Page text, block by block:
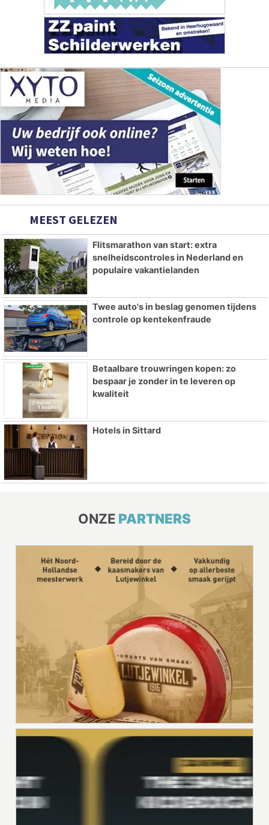
MEEST GELEZEN
Flitsmarathon van start: extra
snelheidscontroles in Nederland en
populaire vakantielanden
Twee auto's in beslag genomen tijdens
controle op kentekenfraude
Betaalbare trouwringen kopen: zo
bespaar je zonder in te leveren op
kwaliteit
Hotels in Sittard
ONZE PARTNERS